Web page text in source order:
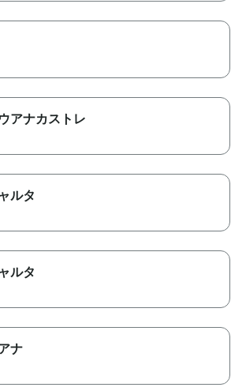
アナカストレ
ルタ
ルタ
ナ